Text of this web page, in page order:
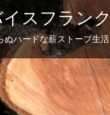
スフラン
ぬハードな薪ストーブ生活